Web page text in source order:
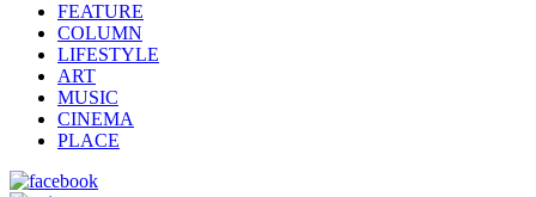
FEATURE
COLUMN
LIFESTYLE
ART
MUSIC
CINEMA
PLACE